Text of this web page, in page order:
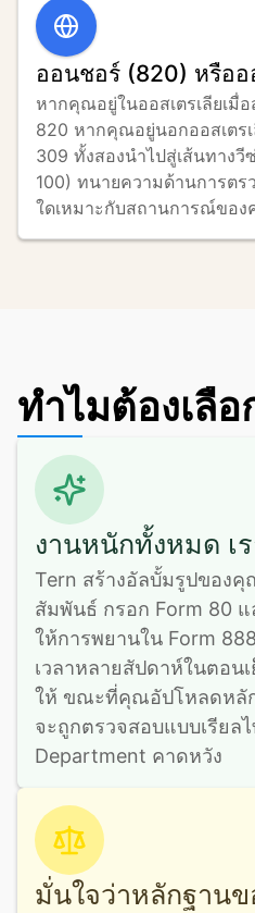
ออนชอร์ (820) หรือ
หากคุณอยู่ในออสเตรเลียเ
820 หากคุณอยู่นอกออสเต
309 ทั้งสองนำไปสู่เส้นทางวี
100) ทนายความด้านการตร
ใดเหมาะกับสถานการณ์ขอ
ทำไมต้องเลือ
งานหนักทั้งหมด เ
Tern สร้างอัลบั้มรูปของ
สัมพันธ์ กรอก Form 80
ให้การพยานใน Form
เวลาหลายสัปดาห์ในตอน
ให้ ขณะที่คุณอัปโหลดหลั
จะถูกตรวจสอบแบบเรียล
Department คาดหวัง
มั่นใจว่าหลักฐาน